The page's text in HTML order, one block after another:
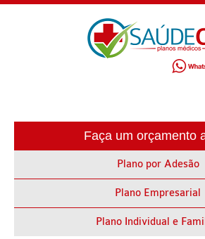
PLANO DE SAÚDE EMPRESARIAL
ALLIANZ PLANO DE SAÚDE EMPRESARIAL
AMEPLAN PLANO DE SAÚDE EMPRESARIAL
Faça um orçamento
Plano por Adesão
Plano Empresarial
Plano Individual e